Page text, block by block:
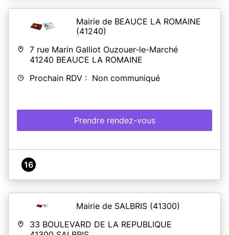
Mairie de BEAUCE LA ROMAINE
(41240)
7 rue Marin Galliot Ouzouer-le-Marché
41240 BEAUCE LA ROMAINE
Prochain RDV : Non communiqué
Prendre rendez-vous
16
Mairie de SALBRIS (41300)
33 BOULEVARD DE LA REPUBLIQUE